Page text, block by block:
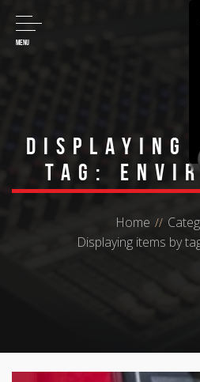
MENU
Displaying
tag:
Home
Displaying items by